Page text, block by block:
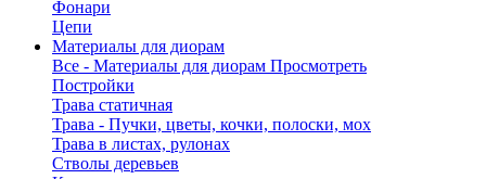
Фонари
Цепи
Материалы для диорам
Все - Материалы для диорам Просмотреть
Постройки
Трава статичная
Трава - Пучки, цветы, кочки, полоски, мох
Трава в листах, рулонах
Стволы деревьев